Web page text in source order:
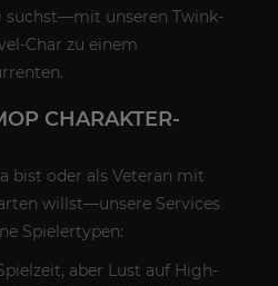
suchst—mit unseren Twink-
Char zu einem
CHARAKTER-
bist oder als Veteran mit
willst—unsere Services
Spielertypen:
aber Lust auf High-